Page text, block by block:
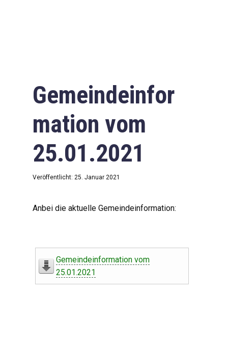
Gemeindeinfor
mation vom
25.01.2021
Veröffentlicht: 25. Januar 2021
Anbei die aktuelle Gemeindeinformation:
Gemeindeinformation vom
25.01.2021